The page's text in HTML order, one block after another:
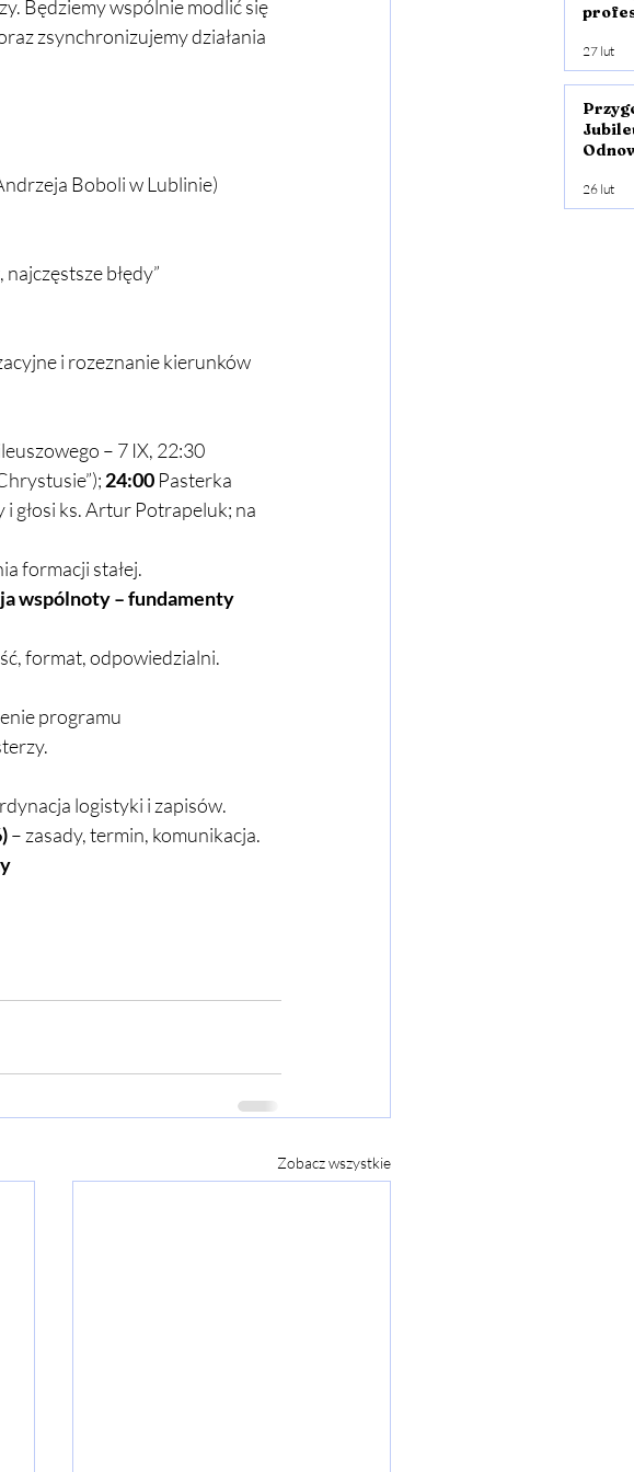
Będziemy wspólnie modlić się
zsynchronizujemy działania
Boboli w Lublinie)
błędy”
i rozeznanie kierunków
– 7 IX, 22:30
24:00 Pasterka
głosi ks. Artur Potrapeluk; na
formacji stałej.
wspólnoty – fundamenty
format, odpowiedzialni.
programu
logistyki i zapisów.
– zasady, termin, komunikacja.
Zobacz wszystkie
27 lut
26 lut